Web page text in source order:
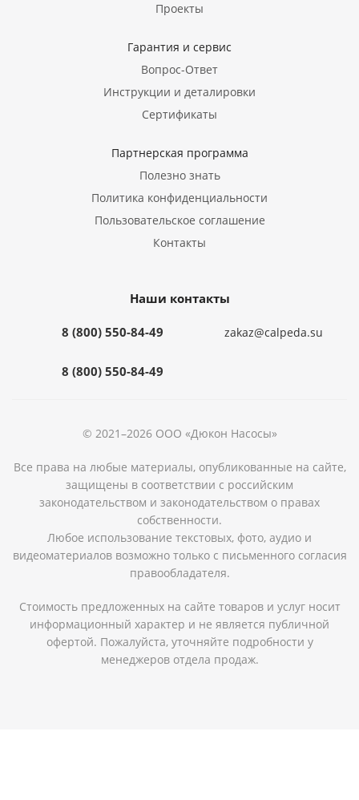
Проекты
Гарантия и сервис
Вопрос-Ответ
Инструкции и деталировки
Сертификаты
Партнерская программа
Полезно знать
Политика конфиденциальности
Пользовательское соглашение
Контакты
Наши контакты
8 (800) 550-84-49
8 (800) 550-84-49
zakaz@calpeda.su
© 2021–2026 ООО «Дюкон Насосы»
Все права на любые материалы, опубликованные на сайте,
защищены в соответствии с российским
законодательством и законодательством о правах
собственности.
Любое использование текстовых, фото, аудио и
видеоматериалов возможно только с письменного согласия
правообладателя.
Стоимость предложенных на сайте товаров и услуг носит
информационный характер и не является публичной
офертой. Пожалуйста, уточняйте подробности у
менеджеров отдела продаж.